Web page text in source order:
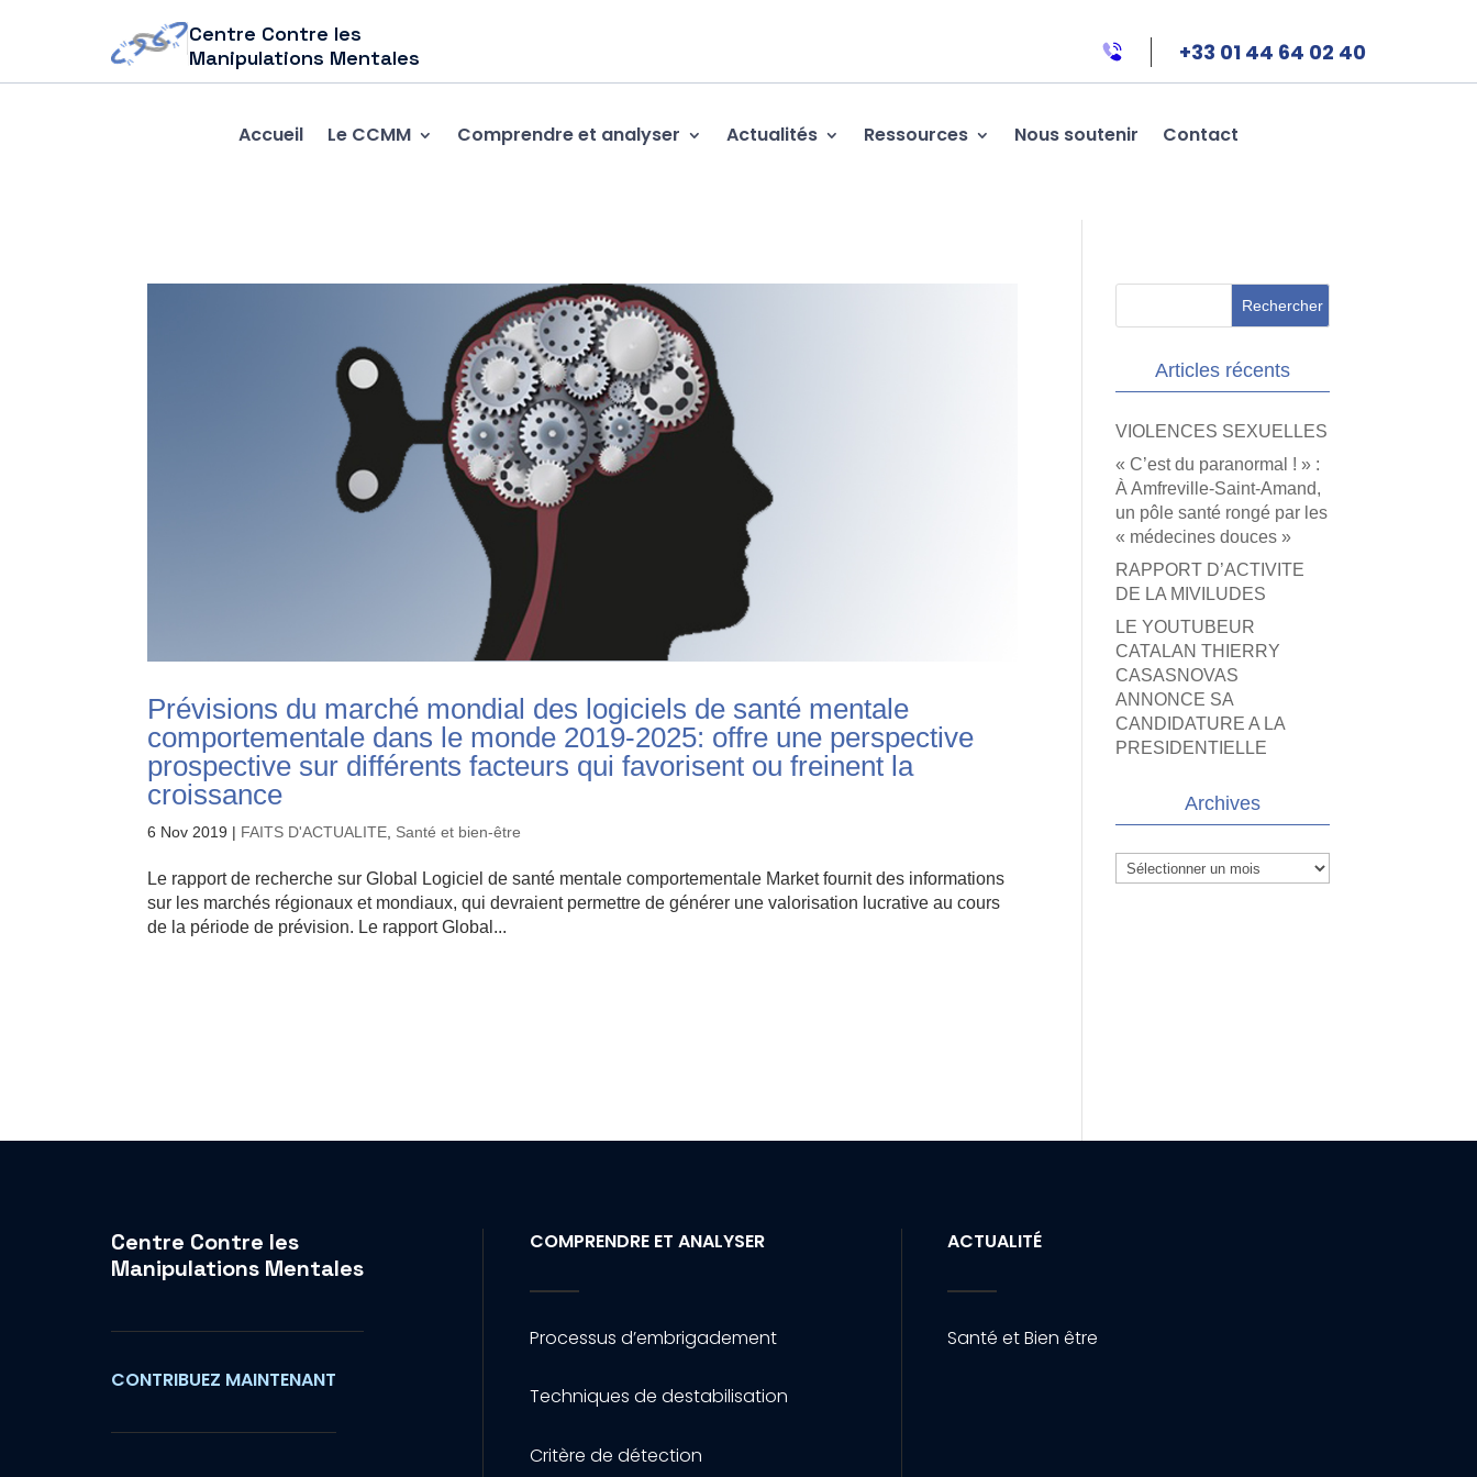
Centre Contre les
Manipulations Mentales
+33 01 44 64 02 40
Accueil Le CCMM Comprendre et analyser Actualités Ressources Nous soutenir Contact
Prévisions du marché mondial des logiciels de santé mentale
comportementale dans le monde 2019-2025: offre une perspective
prospective sur différents facteurs qui favorisent ou freinent la
croissance
6 Nov 2019 | FAITS D'ACTUALITE Santé et bien-être
Le rapport de recherche sur Global Logiciel de santé mentale comportementale Market fournit des informations
sur les marchés régionaux et mondiaux, qui devraient permettre de générer une valorisation lucrative au cours
de la période de prévision. Le rapport Global...
Articles récents
VIOLENCES SEXUELLES
« C’est du paranormal ! » :
À Amfreville-Saint-Amand,
un pôle santé rongé par les
« médecines douces »
RAPPORT D’ACTIVITE
DE LA MIVILUDES
LE YOUTUBEUR
CATALAN THIERRY
CASASNOVAS
ANNONCE SA
CANDIDATURE A LA
PRESIDENTIELLE
Archives
Archives
Centre Contre les
Manipulations Mentales
CONTRIBUEZ MAINTENANT
COMPRENDRE ET ANALYSER
Processus d’embrigadement
Techniques de destabilisation
Critère de détection
ACTUALITÉ
Santé et Bien être